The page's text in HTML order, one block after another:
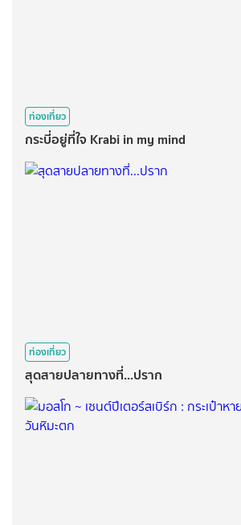
ท่องเที่ยว
กระบี่อยู่ที่ใจ Krabi in my mind
ท่องเที่ยว
สุดสายปลายทางที่...ปราก